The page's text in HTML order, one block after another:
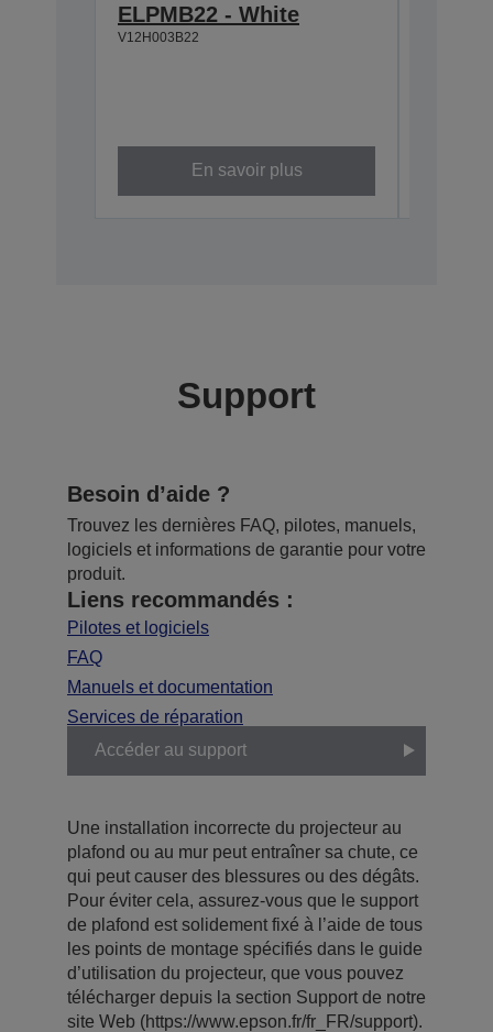
ELPMB22 - White
V12H003B22
En savoir plus
Support
Besoin d’aide ?
Trouvez les dernières FAQ, pilotes, manuels,
logiciels et informations de garantie pour votre
produit.
Liens recommandés :
Pilotes et logiciels
FAQ
Manuels et documentation
Services de réparation
Accéder au support
Une installation incorrecte du projecteur au
plafond ou au mur peut entraîner sa chute, ce
qui peut causer des blessures ou des dégâts.
Pour éviter cela, assurez-vous que le support
de plafond est solidement fixé à l’aide de tous
les points de montage spécifiés dans le guide
d’utilisation du projecteur, que vous pouvez
télécharger depuis la section Support de notre
site Web (https://www.epson.fr/fr_FR/support).